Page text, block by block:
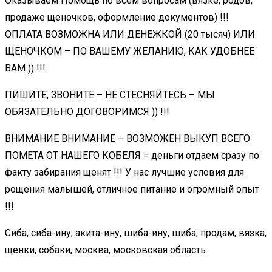
продаже щеночков, оформление документов) !!!
ОПЛАТА ВОЗМОЖНА ИЛИ ДЕНЕЖКОЙ (20 тысяч) ИЛИ
ЩЕНОЧКОМ – ПО ВАШЕМУ ЖЕЛАНИЮ, КАК УДОБНЕЕ
ВАМ )) !!!
ПИШИТЕ, ЗВОНИТЕ – НЕ СТЕСНЯЙТЕСЬ – МЫ
ОБЯЗАТЕЛЬНО ДОГОВОРИМСЯ )) !!!
ВНИМАНИЕ ВНИМАНИЕ – ВОЗМОЖЕН ВЫКУП ВСЕГО
ПОМЕТА ОТ НАШЕГО КОБЕЛЯ = деньги отдаем сразу по
факту забирания щенят !!! У нас лучшие условия для
рощения малышей, отличное питание и огромный опыт
!!!
Сиба, сиба-ину, акита-ину, шиба-ину, шиба, продам, вязка,
щенки, собаки, москва, московская область.